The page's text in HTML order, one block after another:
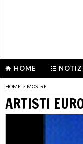
HOME
HOME > MOSTRE
ARTISTI